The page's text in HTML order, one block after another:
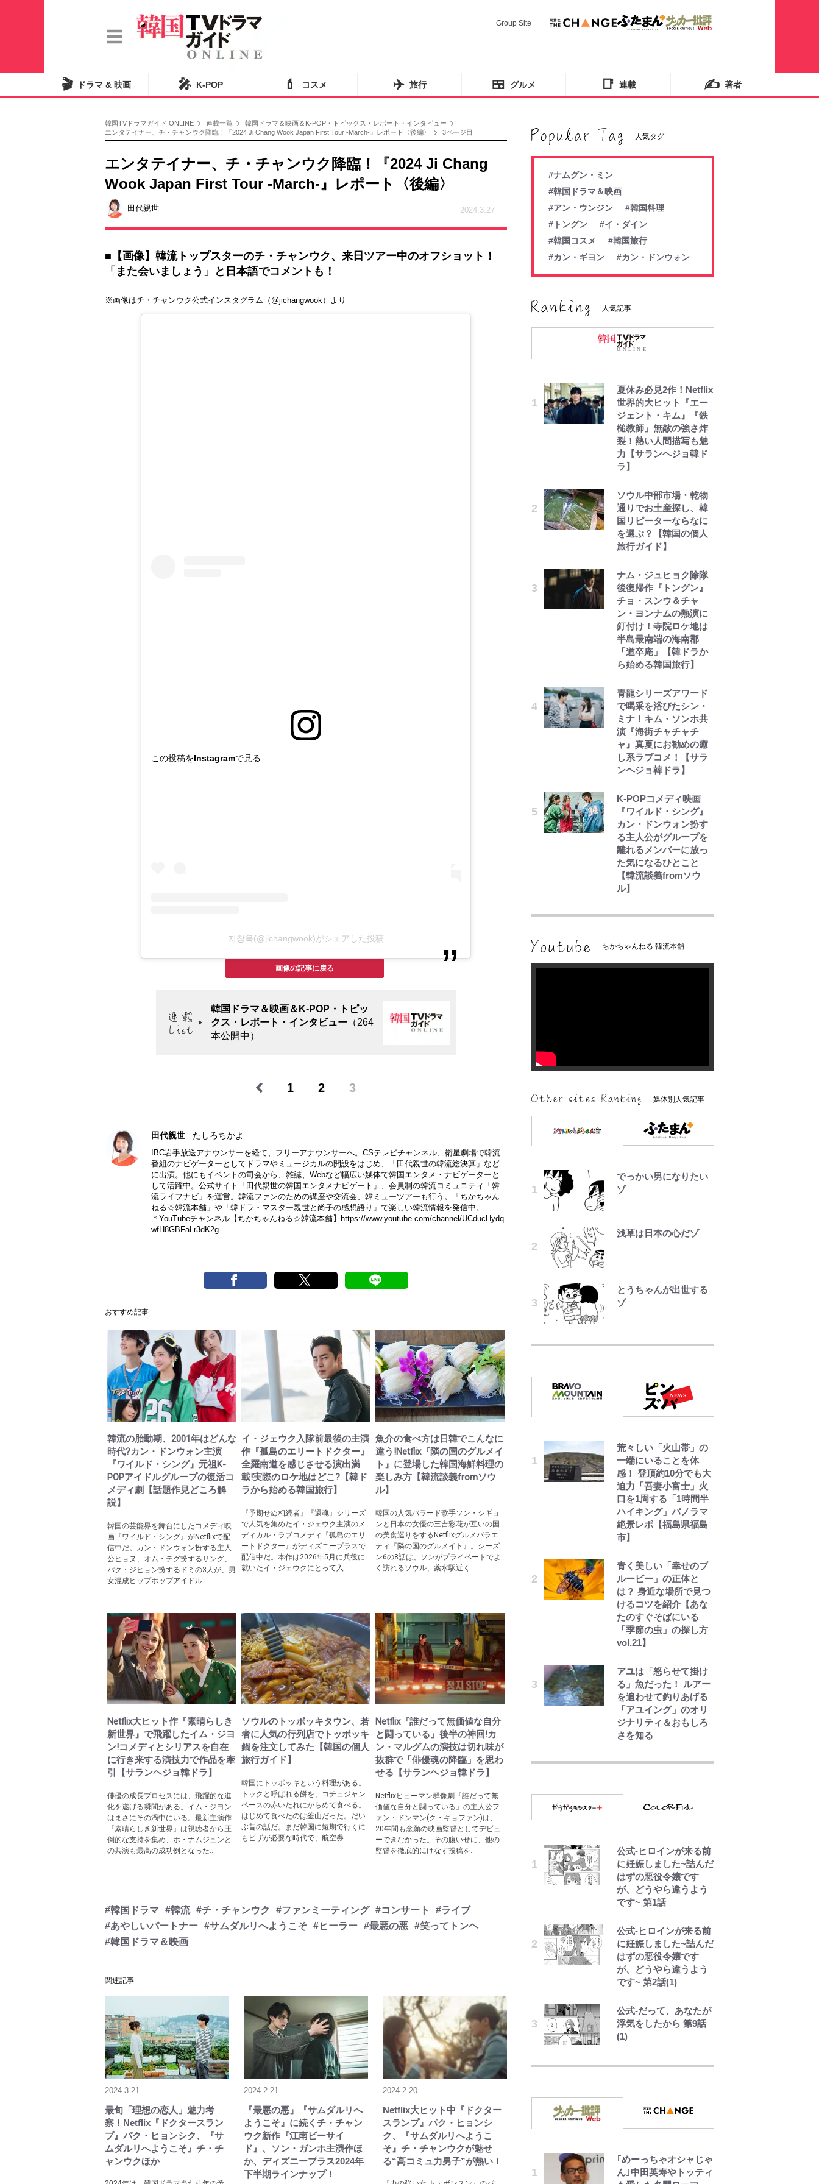
Group Site
🎬 ドラマ & 映画 🎤 K-POP 💄 コスメ ✈️ 旅行 🍱 グルメ 📑 連載 ✍️ 著者
韓国TVドラマガイド ONLINE 連載一覧
韓国ドラマ＆映画＆K-POP・トピックス・レポート・インタビュー
エンタテイナー、チ・チャンウク降臨！『2024 Ji Chang Wook Japan First Tour -March-』レポート〈後編〉
3ページ目
エンタテイナー、チ・チャンウク降臨！『2024 Ji Chang
Wook Japan First Tour -March-』レポート〈後編〉
田代親世 2024.3.27
■【画像】韓流トップスターのチ・チャンウク、来日ツアー中のオフショット！
「また会いましょう」と日本語でコメントも！
※画像はチ・チャンウク公式インスタグラム（@jichangwook）より
この投稿をInstagramで見る
지창욱(@jichangwook)がシェアした投稿
画像の記事に戻る
韓国ドラマ＆映画＆K-POP・トピッ
クス・レポート・インタビュー（264
本公開中）
1 2 3
田代親世 たしろちかよ
IBC岩手放送アナウンサーを経て、フリーアナウンサーへ。CSテレビチャンネル、衛星劇場で韓流
番組のナビゲーターとしてドラマやミュージカルの開設をはじめ、「田代親世の韓流総決算」など
に出演。他にもイベントの司会から、雑誌、Webなど幅広い媒体で韓国エンタメ・ナビゲーターと
して活躍中。公式サイト「田代親世の韓国エンタメナビゲート」、会員制の韓流コミュニティ「韓
流ライフナビ」を運営。韓流ファンのための講座や交流会、韓ミューツアーも行う。「ちかちゃん
ねる☆韓流本舗」や「韓ドラ・マスター親世と尚子の感想語り」で楽しい韓流情報を発信中。
＊YouTubeチャンネル【ちかちゃんねる☆韓流本舗】
https://www.youtube.com/channel/UCducHydq
wfH8GBFaLr3dK2g
おすすめ記事
韓流の胎動期、2001年はどんな
時代?カン・ドンウォン主演
『ワイルド・シング』元祖K-
POPアイドルグループの復活コ
メディ劇【話題作見どころ解
説】
韓国の芸能界を舞台にしたコメディ映
画『ワイルド・シング』がNetflixで配
信中だ。カン・ドンウォン扮する主人
公ヒョヌ、オム・テグ扮するサング、
パク・ジヒョン扮するドミの3人が、男
女混成ヒップホップアイドル...
イ・ジェウク入隊前最後の主演
作『孤島のエリートドクター』
全羅南道を感じさせる演出満
載!実際のロケ地はどこ?【韓ド
ラから始める韓国旅行】
『予期せぬ相続者』『還魂』シリーズ
で人気を集めたイ・ジェウク主演のメ
ディカル・ラブコメディ『孤島のエリ
ートドクター』がディズニープラスで
配信中だ。本作は2026年5月に兵役に
就いたイ・ジェウクにとって入...
魚介の食べ方は日韓でこんなに
違う!Netflix『隣の国のグルメイ
ト』に登場した韓国海鮮料理の
楽しみ方【韓流談義fromソウ
ル】
韓国の人気バラード歌手ソン・シギョ
ンと日本の女優の三吉彩花が互いの国
の美食巡りをするNetflixグルメバラエ
ティ『隣の国のグルメイト』。シーズ
ン6の8話は、ソンがプライベートでよ
く訪れるソウル、薬水駅近く...
Netflix大ヒット作『素晴らしき
新世界』で飛躍したイム・ジヨ
ン!コメディとシリアスを自在
に行き来する演技力で作品を牽
引【サランヘジョ韓ドラ】
俳優の成長プロセスには、飛躍的な進
化を遂げる瞬間がある。イム・ジヨン
はまさにその渦中にいる。最新主演作
『素晴らしき新世界』は視聴者から圧
倒的な支持を集め、ホ・ナムジュンと
の共演も最高の成功例となった...
ソウルのトッポッキタウン、若
者に人気の行列店でトッポッキ
鍋を注文してみた【韓国の個人
旅行ガイド】
韓国にトッポッキという料理がある。
トックと呼ばれる餅を、コチュジャン
ベースの赤いたれにからめて食べる。
はじめて食べたのは釜山だった。だい
ぶ昔の話だ。まだ韓国に短期で行くに
もビザが必要な時代で、航空券...
Netflix『誰だって無価値な自分
と闘っている』後半の神回!カ
ン・マルグムの演技は切れ味が
抜群で「俳優魂の降臨」を思わ
せる【サランヘジョ韓ドラ】
Netflixヒューマン群像劇『誰だって無
価値な自分と闘っている』の主人公フ
ァン・ドンマン(ク・ギョファン)は、
20年間も念願の映画監督としてデビュ
ーできなかった。その腹いせに、他の
監督を徹底的にけなす投稿を...
#韓国ドラマ #韓流 #チ・チャンウク #ファンミーティング #コンサート
#ライブ
#あやしいパートナー #サムダルリへようこそ #ヒーラー #最悪の悪 #笑ってトンヘ
#韓国ドラマ＆映画
関連記事
2024.3.21
最旬「理想の恋人」魅力考
察！Netflix『ドクタースラン
プ』パク・ヒョンシク、『サ
ムダルリへようこそ』チ・チ
ャンウクほか
2024.2.21
『最悪の悪』『サムダルリへ
ようこそ』に続くチ・チャン
ウク新作『江南ビーサイ
ド』、ソン・ガンホ主演作ほ
か、ディズニープラス2024年
下半期ラインナップ！
2024.2.20
Netflix大ヒット中『ドクター
スランプ』パク・ヒョンシ
ク、『サムダルリへようこ
そ』チ・チャンウクが魅せ
る“高コミュ力男子”が熱い！
人気タグ
#ナムグン・ミン
#韓国ドラマ＆映画
#アン・ウンジン
#韓国料理
#トングン
#イ・ダイン
#韓国コスメ
#韓国旅行
#カン・ギヨン
#カン・ドンウォン
人気記事
夏休み必見2作！Netflix
世界的大ヒット『エー
ジェント・キム』『鉄
槌教師』無敵の強さ炸
裂！熱い人間描写も魅
力【サランヘジョ韓ド
ラ】
ソウル中部市場・乾物
通りでお土産探し、韓
国リピーターならなに
を選ぶ？【韓国の個人
旅行ガイド】
ナム・ジュヒョク除隊
後復帰作『トングン』
チョ・スンウ＆チャ
ン・ヨンナムの熱演に
釘付け！寺院ロケ地は
半島最南端の海南郡
「道卒庵」【韓ドラか
ら始める韓国旅行】
青龍シリーズアワード
で喝采を浴びたシン・
ミナ！キム・ソンホ共
演『海街チャチャチ
ャ』真夏にお勧めの癒
し系ラブコメ！【サラ
ンヘジョ韓ドラ】
K-POPコメディ映画
『ワイルド・シング』
カン・ドンウォン扮す
る主人公がグループを
離れるメンバーに放っ
た気になるひとこと
【韓流談義fromソウ
ル】
ちかちゃんねる 韓流本舗
媒体別人気記事
でっかい男になりたい
ゾ
浅草は日本の心だゾ
とうちゃんが出世する
ゾ
ジャンルはそろそろ終
語ったこと
ファミマと『VIVANT』
頭”や限定グッズ登場に
ファン感激「これは買
うしかない！」
「まだ2枚しか描けてな
いんだよねぇ」作家・
樋口毅宏が問う、今再
び、漫画に向かう江口
荒々しい「火山帯」の
一端にいることを体
感！ 登頂約10分でも大
迫力「吾妻小富士」火
口を1周する「1時間半
ハイキング」パノラマ
絶景レポ【福島県福島
市】
青く美しい「幸せのブ
ルービー」の正体と
は？ 身近な場所で見つ
けるコツを紹介【あな
たのすぐそばにいる
「季節の虫」の探し方
vol.21】
アユは「怒らせて掛け
る」魚だった！ ルアー
を追わせて釣りあげる
「アユイング」のオリ
ジナリティ＆おもしろ
さを知る
ケメン近影に「顔パン
演”ショットに「夫婦で
写ってるの尊い」 長
女はもう23歳
オダウエダ植田、「2年
ディに驚きと心配 過
去の「めちゃ美人」写
真も再び
公式-ヒロインが来る前
に妊娠しました~詰んだ
はずの悪役令嬢です
が、どうやら違うよう
です~ 第1話
公式-ヒロインが来る前
に妊娠しました~詰んだ
はずの悪役令嬢です
が、どうやら違うよう
です~ 第2話(1)
公式-だって、あなたが
浮気をしたから 第9話
(1)
1回
第3回 出版までの道の
レビュー『仮面家族』
悠木シュン・著
｢めーっちゃオシャじゃ
ん｣中田英寿やトッティ